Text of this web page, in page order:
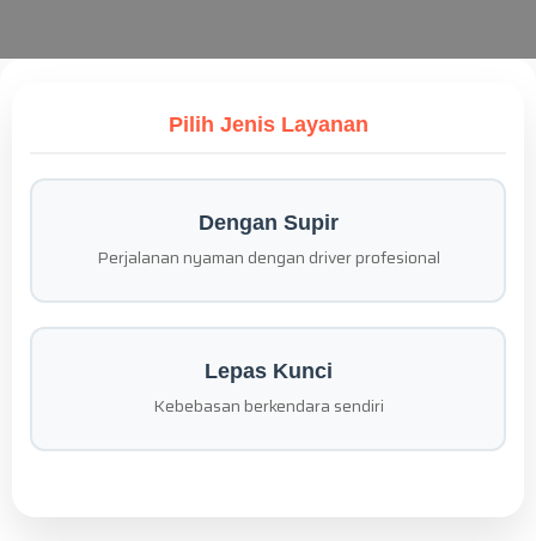
Pilih Jenis Layanan
Dengan Supir
Perjalanan nyaman dengan driver profesional
Lepas Kunci
Kebebasan berkendara sendiri